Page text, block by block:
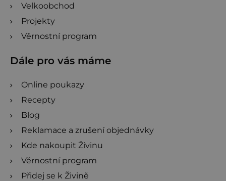
Velkoobchod
Projekty
Věrnostní program
Dále pro vás máme
Online poukazy
Recepty
Blog
Reklamace a zrušení objednávky
Kde nakoupit Živinu
Věrnostní program
Přidej se k Živině